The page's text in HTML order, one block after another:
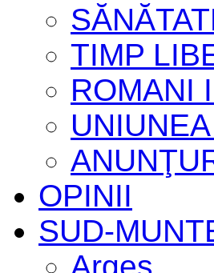
TIMP
ROMANI
OPINII
SUD-